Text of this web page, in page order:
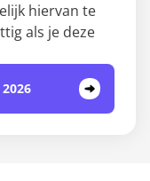
hiervan te
als je deze